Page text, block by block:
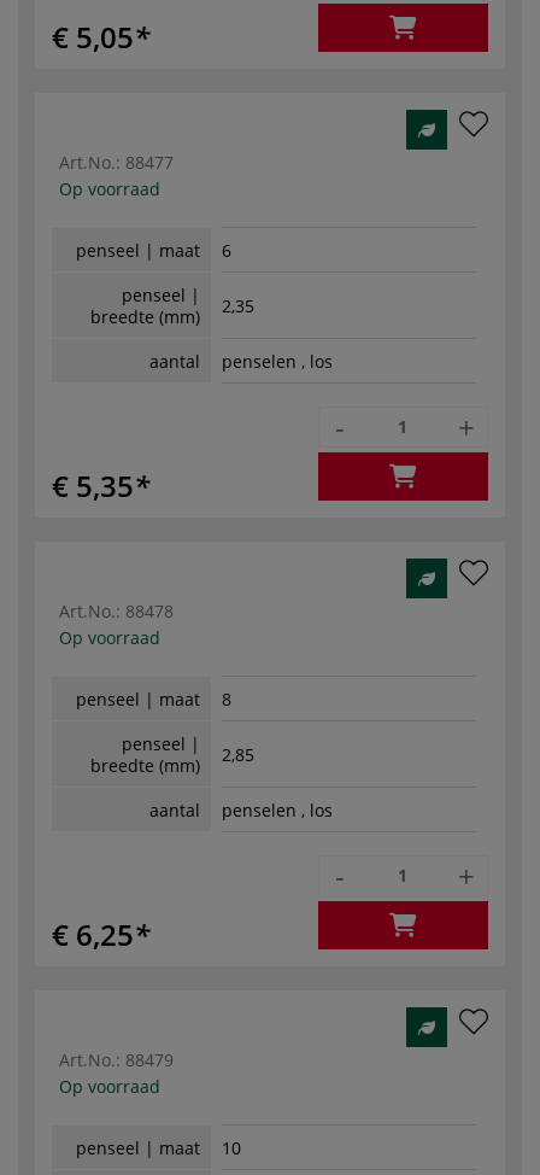
€ 5,05
Art.No.: 88477
Op voorraad
penseel | maat
6
penseel |
breedte (mm)
2,35
aantal penselen , los
€ 5,35
- +
Art.No.: 88478
Op voorraad
penseel | maat
8
penseel |
breedte (mm)
2,85
aantal penselen , los
€ 6,25
- +
Art.No.: 88479
Op voorraad
penseel | maat 10